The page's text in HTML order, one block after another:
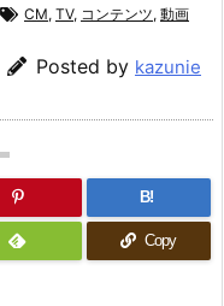
CM, TV, コンテンツ, 動画
Posted by kazunie
B!
Copy